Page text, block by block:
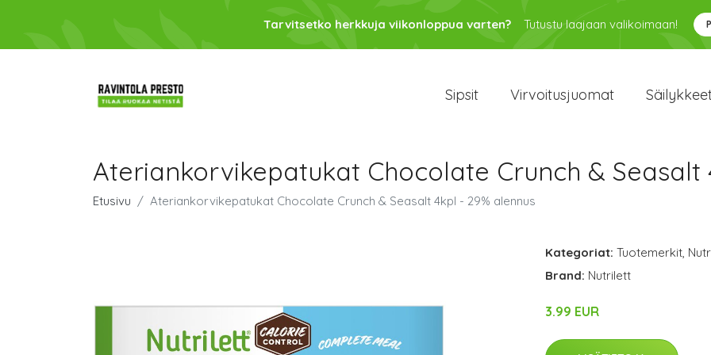
Tarvitsetko herkkuja viikonloppua varten? Tutustu laajaan valikoimaan!
Sipsit Virvoitusjuomat
Ateriankorvikepatukat Chocolate Crunch & Seasalt
Etusivu Ateriankorvikepatukat Chocolate Crunch & Seasalt 4kpl - 29% alennus
Kategoriat: Tuotemerkit,
Brand: Nutrilett
3.99 EUR